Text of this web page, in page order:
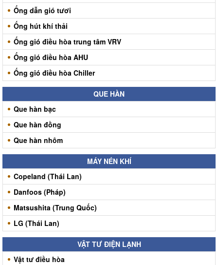
Ống dẫn gió tươi
Ống hút khí thải
Ống gió điều hòa trung tâm VRV
Ống gió điều hòa AHU
Ống gió điều hòa Chiller
QUE HÀN
Que hàn bạc
Que hàn đồng
Que hàn nhôm
MÁY NÉN KHÍ
Copeland (Thái Lan)
Danfoos (Pháp)
Matsushita (Trung Quốc)
LG (Thái Lan)
VẬT TƯ ĐIỆN LẠNH
Vật tư điều hòa